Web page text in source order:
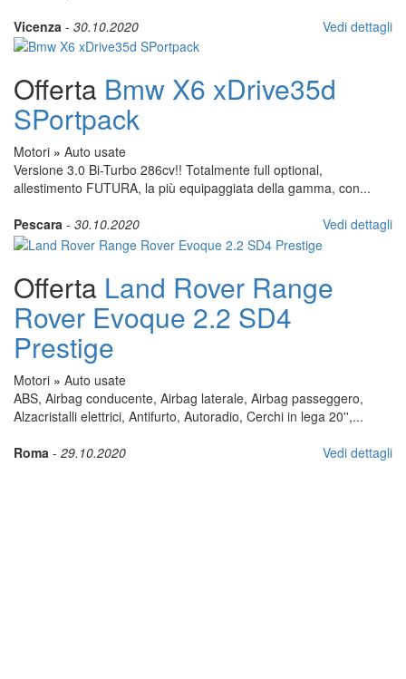
Vicenza - 30.10.2020 Vedi dettagli
Offerta Bmw X6 xDrive35d
SPortpack
Motori » Auto usate
Versione 3.0 Bi-Turbo 286cv!! Totalmente full optional,
allestimento FUTURA, la più equipaggiata della gamma, con...
Pescara - 30.10.2020 Vedi dettagli
Offerta Land Rover Range
Rover Evoque 2.2 SD4
Prestige
Motori » Auto usate
ABS, Airbag conducente, Airbag laterale, Airbag passeggero,
Alzacristalli elettrici, Antifurto, Autoradio, Cerchi in lega 20'',...
Roma - 29.10.2020 Vedi dettagli